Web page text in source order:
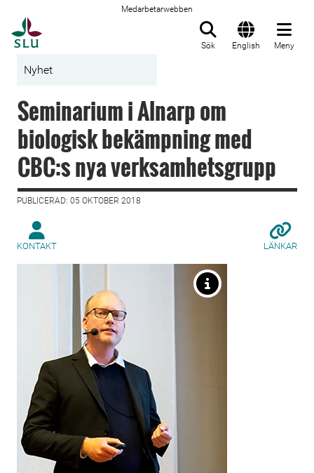
Medarbetarwebben
Sök English Meny
Nyhet
Seminarium i Alnarp om
biologisk bekämpning med
CBC:s nya verksamhetsgrupp
PUBLICERAD: 05 OKTOBER 2018
KONTAKT LÄNKAR